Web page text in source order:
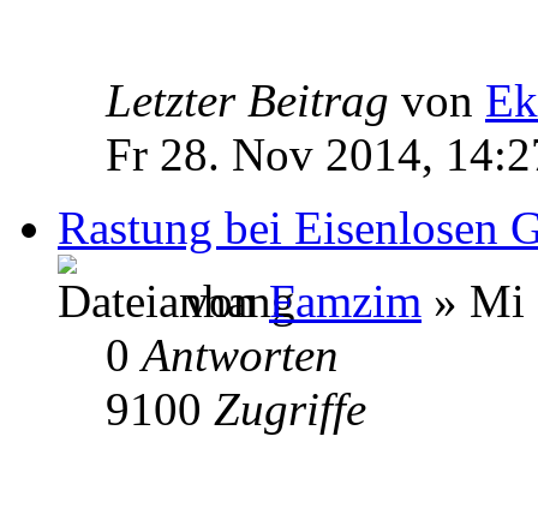
Letzter Beitrag von
Fr 28. Nov 2014,
Rastung bei Eisenlosen
vonFamzim » Mi
0Antworten
9100 Zugriffe